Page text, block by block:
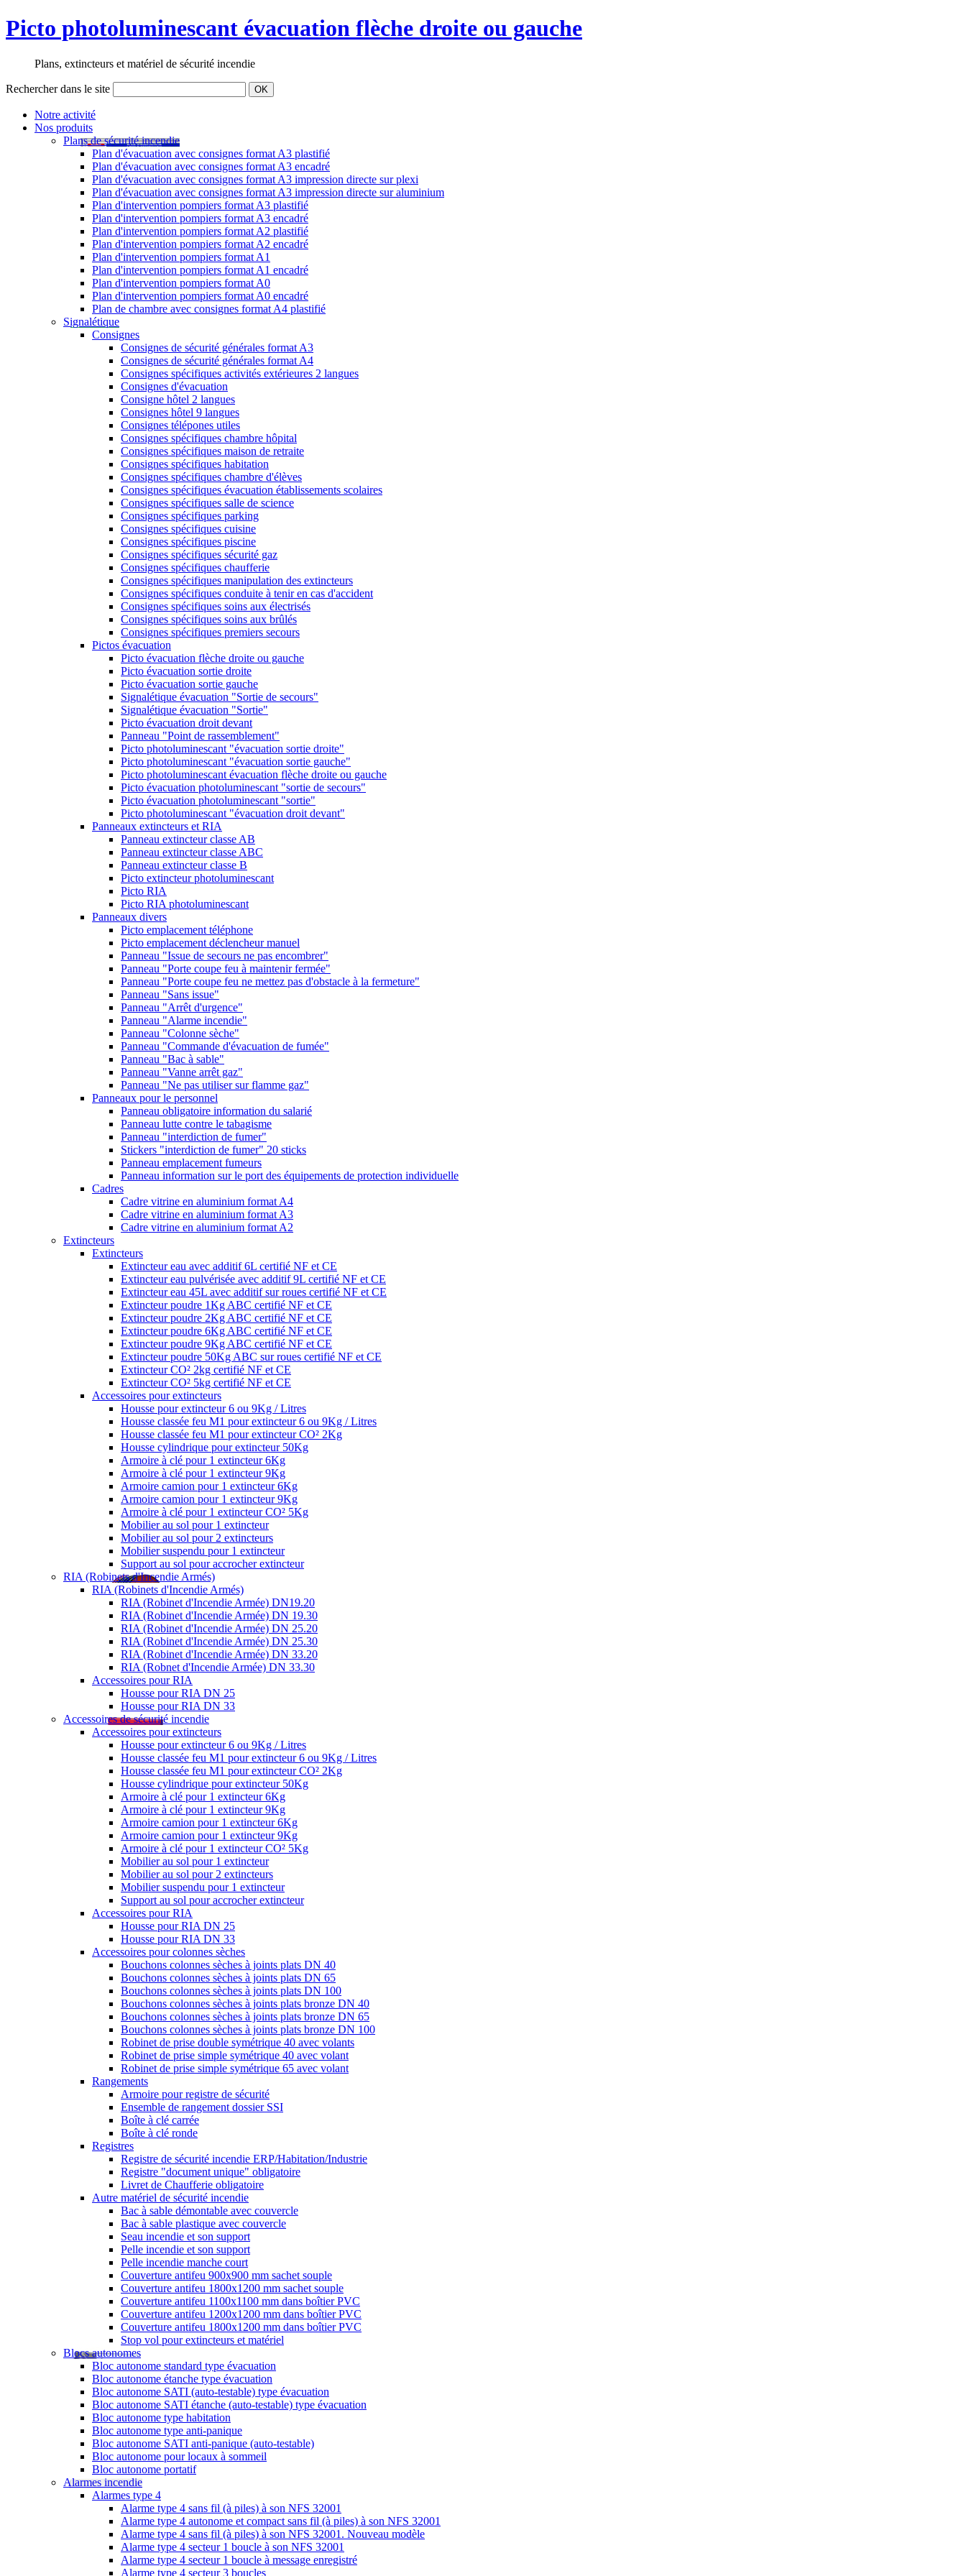
Picto photoluminescant évacuation flèche droite ou gauche
Plans, extincteurs et matériel de sécurité incendie
Rechercher dans le site OK
Notre activité
Nos produits
Plans de sécurité incendie
Plan d'évacuation avec consignes format A3 plastifié
Plan d'évacuation avec consignes format A3 encadré
Plan d'évacuation avec consignes format A3 impression directe sur plexi
Plan d'évacuation avec consignes format A3 impression directe sur aluminium
Plan d'intervention pompiers format A3 plastifié
Plan d'intervention pompiers format A3 encadré
Plan d'intervention pompiers format A2 plastifié
Plan d'intervention pompiers format A2 encadré
Plan d'intervention pompiers format A1
Plan d'intervention pompiers format A1 encadré
Plan d'intervention pompiers format A0
Plan d'intervention pompiers format A0 encadré
Plan de chambre avec consignes format A4 plastifié
Signalétique
Consignes
Consignes de sécurité générales format A3
Consignes de sécurité générales format A4
Consignes spécifiques activités extérieures 2 langues
Consignes d'évacuation
Consigne hôtel 2 langues
Consignes hôtel 9 langues
Consignes télépones utiles
Consignes spécifiques chambre hôpital
Consignes spécifiques maison de retraite
Consignes spécifiques habitation
Consignes spécifiques chambre d'élèves
Consignes spécifiques évacuation établissements scolaires
Consignes spécifiques salle de science
Consignes spécifiques parking
Consignes spécifiques cuisine
Consignes spécifiques piscine
Consignes spécifiques sécurité gaz
Consignes spécifiques chaufferie
Consignes spécifiques manipulation des extincteurs
Consignes spécifiques conduite à tenir en cas d'accident
Consignes spécifiques soins aux électrisés
Consignes spécifiques soins aux brûlés
Consignes spécifiques premiers secours
Pictos évacuation
Picto évacuation flèche droite ou gauche
Picto évacuation sortie droite
Picto évacuation sortie gauche
Signalétique évacuation "Sortie de secours"
Signalétique évacuation "Sortie"
Picto évacuation droit devant
Panneau "Point de rassemblement"
Picto photoluminescant "évacuation sortie droite"
Picto photoluminescant "évacuation sortie gauche"
Picto photoluminescant évacuation flèche droite ou gauche
Picto évacuation photoluminescant "sortie de secours"
Picto évacuation photoluminescant "sortie"
Picto photoluminescant "évacuation droit devant"
Panneaux extincteurs et RIA
Panneau extincteur classe AB
Panneau extincteur classe ABC
Panneau extincteur classe B
Picto extincteur photoluminescant
Picto RIA
Picto RIA photoluminescant
Panneaux divers
Picto emplacement téléphone
Picto emplacement déclencheur manuel
Panneau "Issue de secours ne pas encombrer"
Panneau "Porte coupe feu à maintenir fermée"
Panneau "Porte coupe feu ne mettez pas d'obstacle à la fermeture"
Panneau "Sans issue"
Panneau "Arrêt d'urgence"
Panneau "Alarme incendie"
Panneau "Colonne sèche"
Panneau "Commande d'évacuation de fumée"
Panneau "Bac à sable"
Panneau "Vanne arrêt gaz"
Panneau "Ne pas utiliser sur flamme gaz"
Panneaux pour le personnel
Panneau obligatoire information du salarié
Panneau lutte contre le tabagisme
Panneau "interdiction de fumer"
Stickers "interdiction de fumer" 20 sticks
Panneau emplacement fumeurs
Panneau information sur le port des équipements de protection individuelle
Cadres
Cadre vitrine en aluminium format A4
Cadre vitrine en aluminium format A3
Cadre vitrine en aluminium format A2
Extincteurs
Extincteurs
Extincteur eau avec additif 6L certifié NF et CE
Extincteur eau pulvérisée avec additif 9L certifié NF et CE
Extincteur eau 45L avec additif sur roues certifié NF et CE
Extincteur poudre 1Kg ABC certifié NF et CE
Extincteur poudre 2Kg ABC certifié NF et CE
Extincteur poudre 6Kg ABC certifié NF et CE
Extincteur poudre 9Kg ABC certifié NF et CE
Extincteur poudre 50Kg ABC sur roues certifié NF et CE
Extincteur CO² 2kg certifié NF et CE
Extincteur CO² 5kg certifié NF et CE
Accessoires pour extincteurs
Housse pour extincteur 6 ou 9Kg / Litres
Housse classée feu M1 pour extincteur 6 ou 9Kg / Litres
Housse classée feu M1 pour extincteur CO² 2Kg
Housse cylindrique pour extincteur 50Kg
Armoire à clé pour 1 extincteur 6Kg
Armoire à clé pour 1 extincteur 9Kg
Armoire camion pour 1 extincteur 6Kg
Armoire camion pour 1 extincteur 9Kg
Armoire à clé pour 1 extincteur CO² 5Kg
Mobilier au sol pour 1 extincteur
Mobilier au sol pour 2 extincteurs
Mobilier suspendu pour 1 extincteur
Support au sol pour accrocher extincteur
RIA (Robinets d'Incendie Armés)
RIA (Robinets d'Incendie Armés)
RIA (Robinet d'Incendie Armée) DN19.20
RIA (Robinet d'Incendie Armée) DN 19.30
RIA (Robinet d'Incendie Armée) DN 25.20
RIA (Robinet d'Incendie Armée) DN 25.30
RIA (Robinet d'Incendie Armée) DN 33.20
RIA (Robnet d'Incendie Armée) DN 33.30
Accessoires pour RIA
Housse pour RIA DN 25
Housse pour RIA DN 33
Accessoires de sécurité incendie
Accessoires pour extincteurs
Housse pour extincteur 6 ou 9Kg / Litres
Housse classée feu M1 pour extincteur 6 ou 9Kg / Litres
Housse classée feu M1 pour extincteur CO² 2Kg
Housse cylindrique pour extincteur 50Kg
Armoire à clé pour 1 extincteur 6Kg
Armoire à clé pour 1 extincteur 9Kg
Armoire camion pour 1 extincteur 6Kg
Armoire camion pour 1 extincteur 9Kg
Armoire à clé pour 1 extincteur CO² 5Kg
Mobilier au sol pour 1 extincteur
Mobilier au sol pour 2 extincteurs
Mobilier suspendu pour 1 extincteur
Support au sol pour accrocher extincteur
Accessoires pour RIA
Housse pour RIA DN 25
Housse pour RIA DN 33
Accessoires pour colonnes sèches
Bouchons colonnes sèches à joints plats DN 40
Bouchons colonnes sèches à joints plats DN 65
Bouchons colonnes sèches à joints plats DN 100
Bouchons colonnes sèches à joints plats bronze DN 40
Bouchons colonnes sèches à joints plats bronze DN 65
Bouchons colonnes sèches à joints plats bronze DN 100
Robinet de prise double symétrique 40 avec volants
Robinet de prise simple symétrique 40 avec volant
Robinet de prise simple symétrique 65 avec volant
Rangements
Armoire pour registre de sécurité
Ensemble de rangement dossier SSI
Boîte à clé carrée
Boîte à clé ronde
Registres
Registre de sécurité incendie ERP/Habitation/Industrie
Registre "document unique" obligatoire
Livret de Chaufferie obligatoire
Autre matériel de sécurité incendie
Bac à sable démontable avec couvercle
Bac à sable plastique avec couvercle
Seau incendie et son support
Pelle incendie et son support
Pelle incendie manche court
Couverture antifeu 900x900 mm sachet souple
Couverture antifeu 1800x1200 mm sachet souple
Couverture antifeu 1100x1100 mm dans boîtier PVC
Couverture antifeu 1200x1200 mm dans boîtier PVC
Couverture antifeu 1800x1200 mm dans boîtier PVC
Stop vol pour extincteurs et matériel
Blocs autonomes
Bloc autonome standard type évacuation
Bloc autonome étanche type évacuation
Bloc autonome SATI (auto-testable) type évacuation
Bloc autonome SATI étanche (auto-testable) type évacuation
Bloc autonome type habitation
Bloc autonome type anti-panique
Bloc autonome SATI anti-panique (auto-testable)
Bloc autonome pour locaux à sommeil
Bloc autonome portatif
Alarmes incendie
Alarmes type 4
Alarme type 4 sans fil (à piles) à son NFS 32001
Alarme type 4 autonome et compact sans fil (à piles) à son NFS 32001
Alarme type 4 sans fil (à piles) à son NFS 32001. Nouveau modèle
Alarme type 4 secteur 1 boucle à son NFS 32001
Alarme type 4 secteur 1 boucle à message enregistré
Alarme type 4 secteur 3 boucles